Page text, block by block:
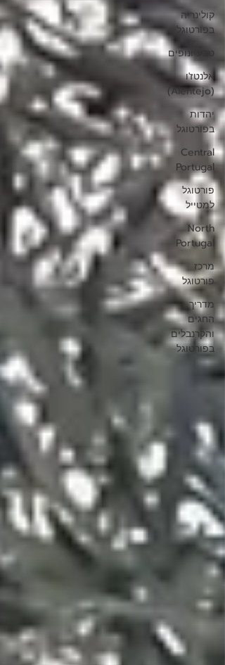
קולינריה
בפורטוגל
טבע ונופים
אלנטז'ו
(Alentejo)
יהדות
בפורטוגל
Central
Portugal
פורטוגל
למטייל
North
Portugal
מרכז
פורטוגל
מדריך
החגים
והקרנבלים
בפורטוגל